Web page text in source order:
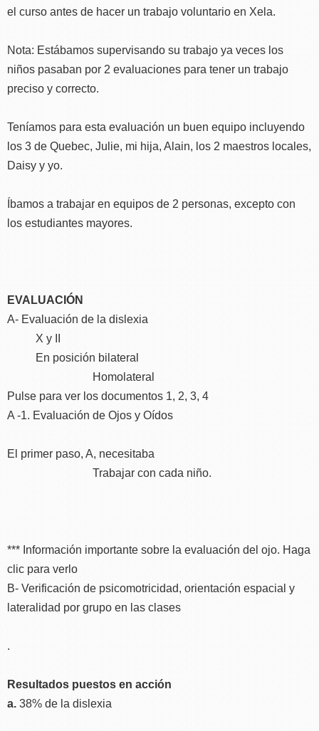
el curso antes de hacer un trabajo voluntario en Xela.
Nota: Estábamos supervisando su trabajo ya veces los
niños pasaban por 2 evaluaciones para tener un trabajo
preciso y correcto.
Teníamos para esta evaluación un buen equipo incluyendo
los 3 de Quebec, Julie, mi hija, Alain, los 2 maestros locales,
Daisy y yo.
Íbamos a trabajar en equipos de 2 personas, excepto con
los estudiantes mayores.
EVALUACIÓN
A- Evaluación de la dislexia
X y II
En posición bilateral
Homolateral
Pulse para ver los documentos 1, 2, 3, 4
A -1. Evaluación de Ojos y Oídos
El primer paso, A, necesitaba
Trabajar con cada niño.
*** Información importante sobre la evaluación del ojo. Haga
clic para verlo
B- Verificación de psicomotricidad, orientación espacial y
lateralidad por grupo en las clases
.
Resultados puestos en acción
a. 38% de la dislexia